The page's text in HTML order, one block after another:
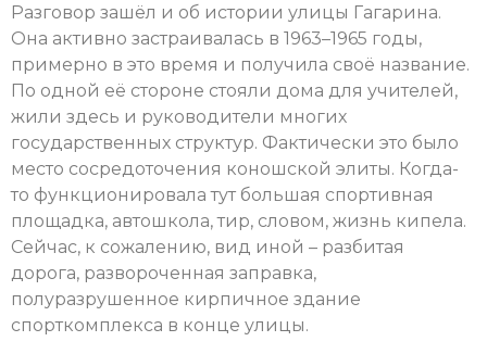
Разговор зашёл и об истории улицы Гагарина.
Она активно застраивалась в 1963–1965 годы,
примерно в это время и получила своё название.
По одной её стороне стояли дома для учителей,
жили здесь и руководители многих
государственных структур. Фактически это было
место сосредоточения коношской элиты. Когда-
то функционировала тут большая спортивная
площадка, автошкола, тир, словом, жизнь кипела.
Сейчас, к сожалению, вид иной – разбитая
дорога, развороченная заправка,
полуразрушенное кирпичное здание
спорткомплекса в конце улицы.